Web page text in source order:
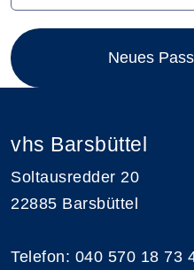
Neues
vhs Barsbüttel
Soltausredder 20
22885 Barsbüttel
Telefon: 040 570 18 73